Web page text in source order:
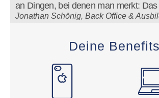
an Dingen, bei denen man merkt: Das
Jonathan Schönig, Back Office &
Deine Benefits